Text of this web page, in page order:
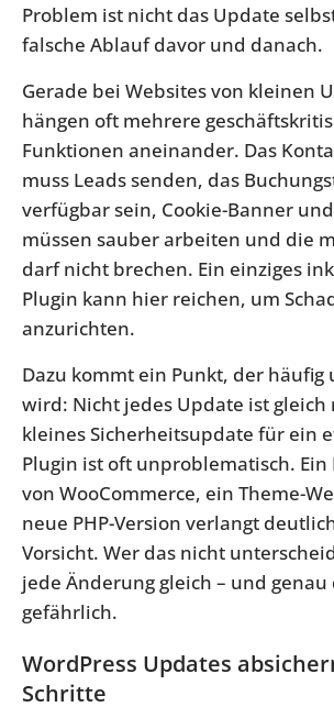
Problem ist nicht das Update
falsche Ablauf davor und danach.
Gerade bei Websites von kleinen
hängen oft mehrere
Funktionen aneinander. Das
muss Leads senden, das
verfügbar sein, Cookie-Banner
müssen sauber arbeiten und die
darf nicht brechen. Ein einziges
Plugin kann hier reichen, um
anzurichten.
Dazu kommt ein Punkt, der häufig
wird: Nicht jedes Update ist gleich
kleines Sicherheitsupdate für ein
Plugin ist oft unproblematisch.
von WooCommerce, ein Theme-
neue PHP-Version verlangt
Vorsicht. Wer das nicht
jede Änderung gleich – und genau
gefährlich.
WordPress Updates
Schritte